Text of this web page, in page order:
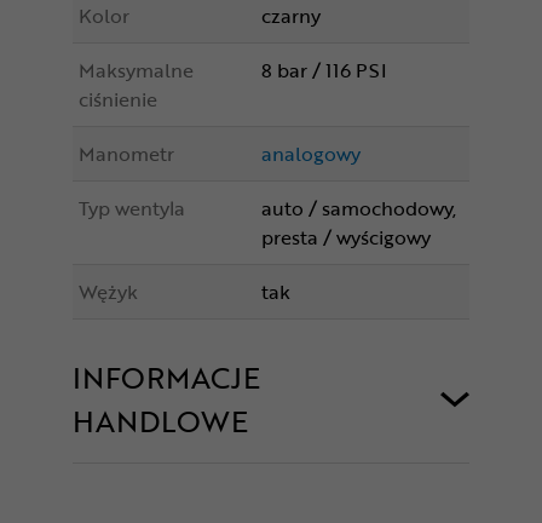
Kolor
czarny
Maksymalne
ciśnienie
8 bar / 116 PSI
Manometr
analogowy
Typ wentyla
auto / samochodowy,
presta / wyścigowy
Wężyk
tak
INFORMACJE
HANDLOWE